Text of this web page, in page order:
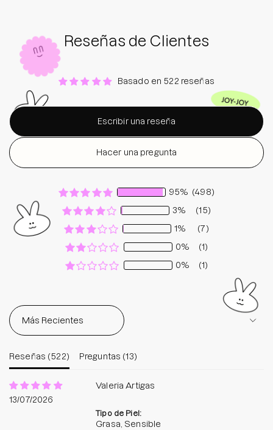
Reseñas de Clientes
Basado en 522 reseñas
Escribir una reseña
Hacer una pregunta
95% (498)
3%
(15)
1%
(7)
0%
(1)
0%
(1)
Sort by
Reseñas (522) Preguntas (13)
13/07/2026
Valeria Artigas
Tipo de Piel:
Grasa, Sensible